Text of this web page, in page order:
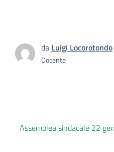
da Luigi Locorotondo
Docente
Assemblea sindacale 22